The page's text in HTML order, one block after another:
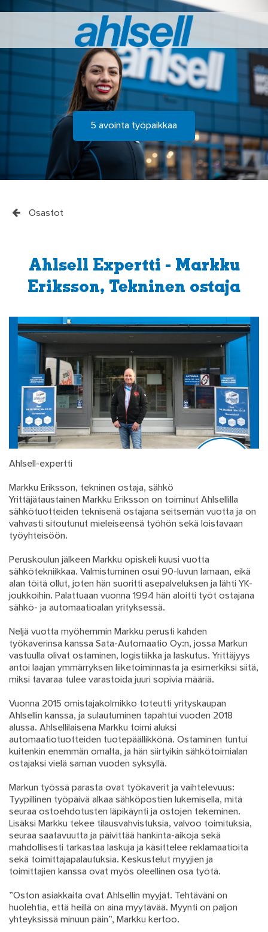
5 avointa työpaikkaa
Osastot
Ahlsell Expertti - Markku
Eriksson, Tekninen ostaja
Ahlsell-expertti
Markku Eriksson, tekninen ostaja, sähkö
Yrittäjätaustainen Markku Eriksson on toiminut Ahlsellilla
sähkötuotteiden teknisenä ostajana seitsemän vuotta ja on
vahvasti sitoutunut mieleiseensä työhön sekä loistavaan
työyhteisöön.
Peruskoulun jälkeen Markku opiskeli kuusi vuotta
sähkötekniikkaa. Valmistuminen osui 90-luvun lamaan, eikä
alan töitä ollut, joten hän suoritti asepalveluksen ja lähti YK-
joukkoihin. Palattuaan vuonna 1994 hän aloitti työt ostajana
sähkö- ja automaatioalan yrityksessä.
Neljä vuotta myöhemmin Markku perusti kahden
työkaverinsa kanssa Sata-Automaatio Oy:n, jossa Markun
vastuulla olivat ostaminen, logistiikka ja laskutus. Yrittäjyys
antoi laajan ymmärryksen liiketoiminnasta ja esimerkiksi siitä,
miksi tavaraa tulee varastoida juuri sopivia määriä.
Vuonna 2015 omistajakolmikko toteutti yrityskaupan
Ahlsellin kanssa, ja sulautuminen tapahtui vuoden 2018
alussa. Ahlsellilaisena Markku toimi aluksi
automaatiotuotteiden tuotepäällikkönä. Ostaminen tuntui
kuitenkin enemmän omalta, ja hän siirtyikin sähkötoimialan
ostajaksi vielä saman vuoden syksyllä.
Markun työssä parasta ovat työkaverit ja vaihtelevuus:
Tyypillinen työpäivä alkaa sähköpostien lukemisella, mitä
seuraa ostoehdotusten läpikäynti ja ostojen tekeminen.
Lisäksi Markku tekee tilausvahvistuksia, valvoo toimituksia,
seuraa saatavuutta ja päivittää hankinta-aikoja sekä
mahdollisesti tarkastaa laskuja ja käsittelee reklamaatioita
sekä toimittajapalautuksia. Keskustelut myyjien ja
toimittajien kanssa ovat myös oleellinen osa työtä.
”Oston asiakkaita ovat Ahlsellin myyjät. Tehtäväni on
huolehtia, että heillä on aina myytävää. Myynti on paljon
yhteyksissä minuun päin”, Markku kertoo.